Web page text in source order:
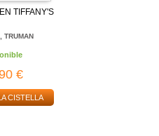
TIFFANY'S
TRUMAN
€
CISTELLA